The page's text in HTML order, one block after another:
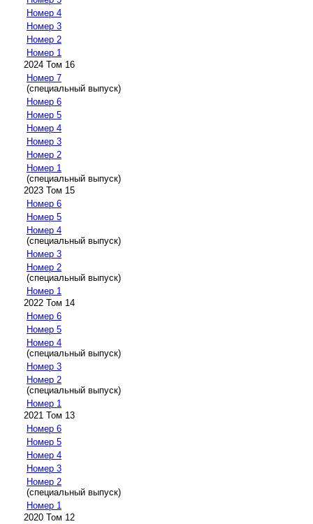
Номер 4
Номер 3
Номер 2
Номер 1
2024 Том 16
Номер 7
(специальный выпуск)
Номер 6
Номер 5
Номер 4
Номер 3
Номер 2
Номер 1
(специальный выпуск)
2023 Том 15
Номер 6
Номер 5
Номер 4
(специальный выпуск)
Номер 3
Номер 2
(специальный выпуск)
Номер 1
2022 Том 14
Номер 6
Номер 5
Номер 4
(специальный выпуск)
Номер 3
Номер 2
(специальный выпуск)
Номер 1
2021 Том 13
Номер 6
Номер 5
Номер 4
Номер 3
Номер 2
(специальный выпуск)
Номер 1
2020 Том 12